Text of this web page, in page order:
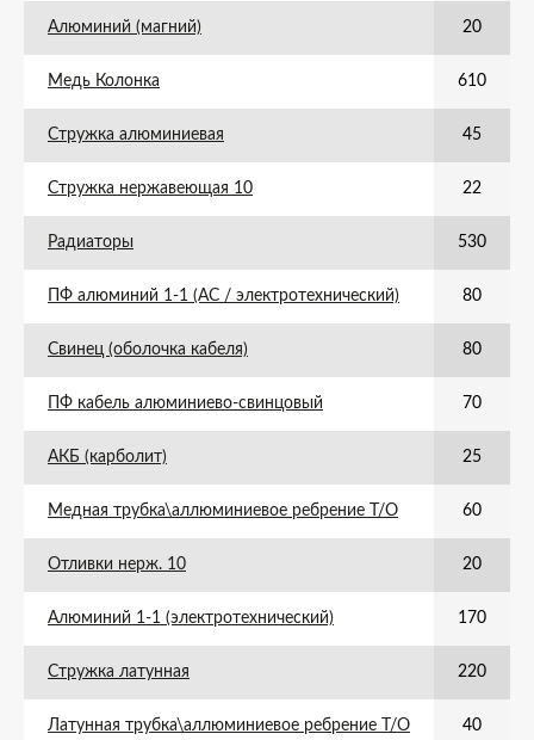
Алюминий (магний) 20
Медь Колонка 610
Стружка алюминиевая 45
Стружка нержавеющая 10 22
Радиаторы 530
ПФ алюминий 1-1 (АС / электротехнический) 80
Свинец (оболочка кабеля) 80
ПФ кабель алюминиево-свинцовый 70
АКБ (карболит) 25
Медная трубка\аллюминиевое ребрение Т/О 60
Отливки нерж. 10 20
Алюминий 1-1 (электротехнический) 170
Стружка латунная 220
Латунная трубка\аллюминиевое ребрение Т/О 40